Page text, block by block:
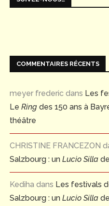
COMMENTAIRES RÉCENTS
meyer frederic dans Les
Le Ring des 150 ans à
théâtre
CHRISTINE FRANCEZON
Salzbourg : un Lucio Silla
Kediha dans Les festivals
Salzbourg : un Lucio Silla